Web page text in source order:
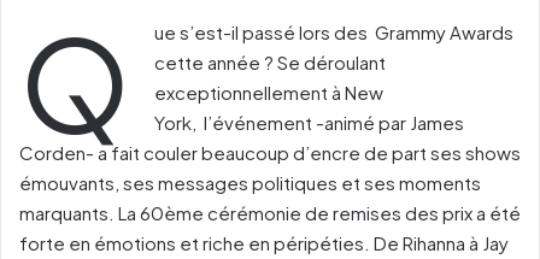
Q
ue s’est-il passé lors des Grammy Awards
cette année ? Se déroulant
exceptionnellement à New
York, l’événement -animé par James
Corden- a fait couler beaucoup d’encre de part ses shows
émouvants, ses messages politiques et ses moments
marquants. La 60ème cérémonie de remises des prix a été
forte en émotions et riche en péripéties. De Rihanna à Jay